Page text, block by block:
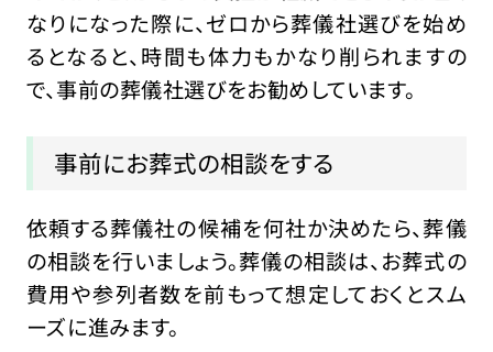
なりになった際に、ゼロから葬儀社選びを始め
るとなると、時間も体力もかなり削られますの
で、事前の葬儀社選びをお勧めしています。
事前にお葬式の相談をする
依頼する葬儀社の候補を何社か決めたら、葬儀
の相談を行いましょう。葬儀の相談は、お葬式の
費用や参列者数を前もって想定しておくとスム
ーズに進みます。